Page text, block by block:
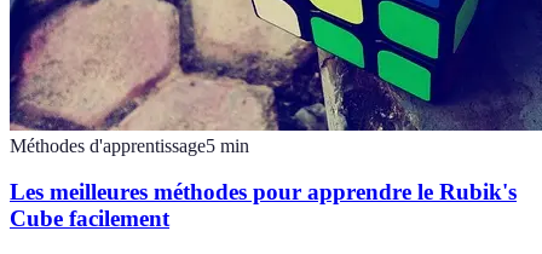
Méthodes d'apprentissage5 min
Les meilleures méthodes pour apprendre le Rubik's
Cube facilement